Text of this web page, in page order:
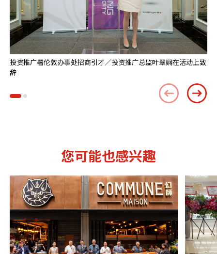
投资推广署伦敦办事处招商引才／投资推广总监叶翠娴在活动上致
辞
您可能也感兴趣